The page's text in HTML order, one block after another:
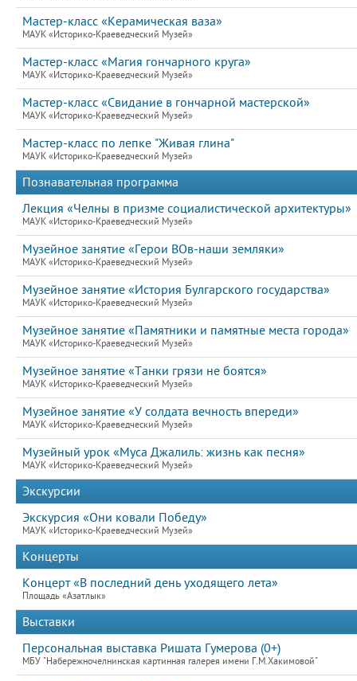
Мастер-класс «Керамическая ваза»
МАУК «Историко-Краеведческий Музей»
Мастер-класс «Магия гончарного круга»
МАУК «Историко-Краеведческий Музей»
Мастер-класс «Свидание в гончарной мастерской»
МАУК «Историко-Краеведческий Музей»
Мастер-класс по лепке "Живая глина"
МАУК «Историко-Краеведческий Музей»
Познавательная программа
Лекция «Челны в призме социалистической архитектуры»
МАУК «Историко-Краеведческий Музей»
Музейное занятие «Герои ВОв-наши земляки»
МАУК «Историко-Краеведческий Музей»
Музейное занятие «История Булгарского государства»
МАУК «Историко-Краеведческий Музей»
Музейное занятие «Памятники и памятные места города»
МАУК «Историко-Краеведческий Музей»
Музейное занятие «Танки грязи не боятся»
МАУК «Историко-Краеведческий Музей»
Музейное занятие «У солдата вечность впереди»
МАУК «Историко-Краеведческий Музей»
Музейный урок «Муса Джалиль: жизнь как песня»
МАУК «Историко-Краеведческий Музей»
Экскурсии
Экскурсия «Они ковали Победу»
МАУК «Историко-Краеведческий Музей»
Концерты
Концерт «В последний день уходящего лета»
Площадь «Азатлык»
Выставки
Персональная выставка Ришата Гумерова (0+)
МБУ "Набережночелнинская картинная галерея имени Г.М.Хакимовой"